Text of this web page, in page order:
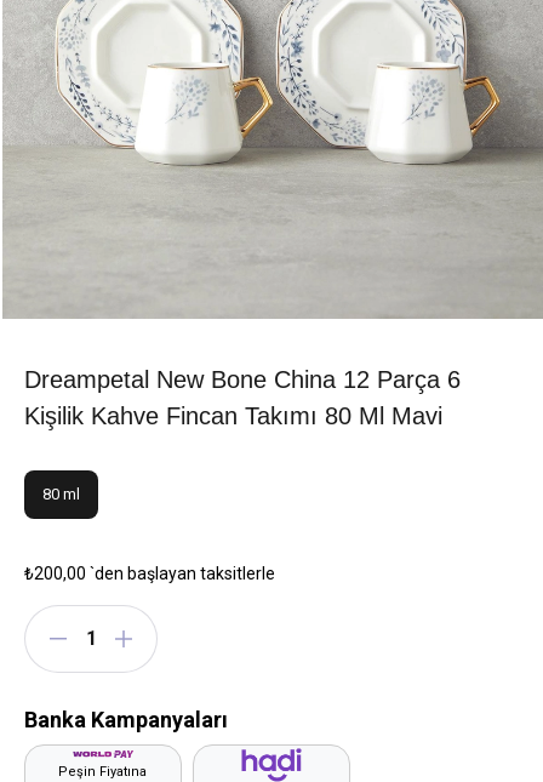
Dreampetal New Bone China 12 Parça 6
Kişilik Kahve Fincan Takımı 80 Ml Mavi
80 ml
₺200,00 `den başlayan taksitlerle
Banka Kampanyaları
Peşin Fiyatına